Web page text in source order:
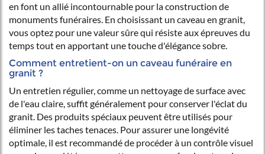
en font un allié incontournable pour la construction de
monuments funéraires. En choisissant un caveau en granit,
vous optez pour une valeur sûre qui résiste aux épreuves du
temps tout en apportant une touche d'élégance sobre.
Comment entretient-on un caveau funéraire en
granit ?
Un entretien régulier, comme un nettoyage de surface avec
de l'eau claire, suffit généralement pour conserver l'éclat du
granit. Des produits spéciaux peuvent être utilisés pour
éliminer les taches tenaces. Pour assurer une longévité
optimale, il est recommandé de procéder à un contrôle visuel